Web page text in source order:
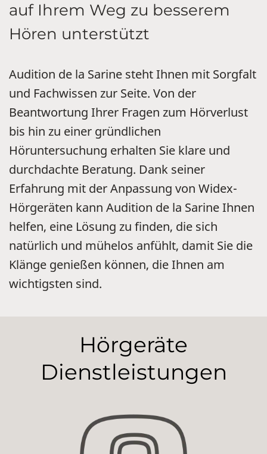
auf Ihrem Weg zu besserem
Hören unterstützt
Audition de la Sarine steht Ihnen mit Sorgfalt
und Fachwissen zur Seite. Von der
Beantwortung Ihrer Fragen zum Hörverlust
bis hin zu einer gründlichen
Höruntersuchung erhalten Sie klare und
durchdachte Beratung. Dank seiner
Erfahrung mit der Anpassung von Widex-
Hörgeräten kann Audition de la Sarine Ihnen
helfen, eine Lösung zu finden, die sich
natürlich und mühelos anfühlt, damit Sie die
Klänge genießen können, die Ihnen am
wichtigsten sind.
Hörgeräte
Dienstleistungen